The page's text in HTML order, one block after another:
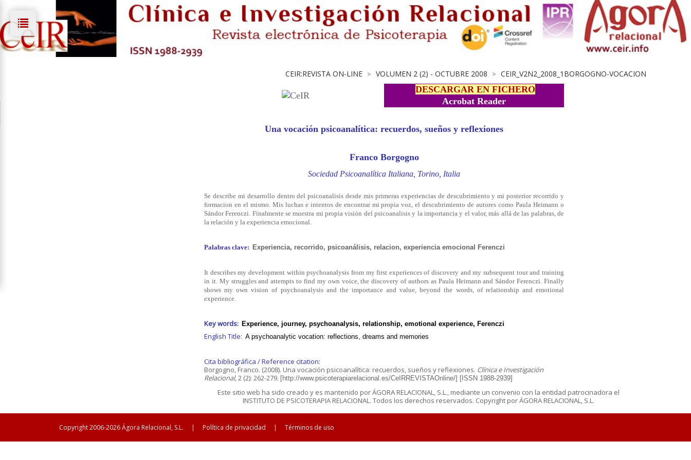
CEIR:REVISTA ON-LINE > VOLUMEN 2 (2) - OCTUBRE 2008 > CEIR_V2N2_2008_1BORGOGNO-VOCACION
DESCARGAR EN FICHERO
Acrobat Reader
Una vocación psicoanalítica: recuerdos, sueños y reflexiones
Franco Borgogno
Sociedad Psicoanalítica Italiana, Torino, Italia
Se describe mi desarrollo dentro del psicoanalisis desde mis primeras experiencias de descubrimiento y mi posterior recorrido y
formacion en el mismo. Mis luchas e intentos de encontrar mi propia voz, el descubrimiento de autores como Paula Heimann o
Sándor Ferenczi. Finalmente se muestra mi propia visión del psicoanalisis y la importancia y el valor, más allá de las palabras, de
la relación y la experiencia emocional.
Palabras clave: Experiencia, recorrido, psicoanálisis, relacion, experiencia emocional Ferenczi
It describes my development within psychoanalysis from my first experiences of discovery and my subsequent tour and training
in it. My struggles and attempts to find my own voice, the discovery of authors as Paula Heimann and Sándor Ferenczi. Finally
shows my own vision of psychoanalysis and the importance and value, beyond the words, of relationship and emotional
experience.
Key words: Experience, journey, psychoanalysis, relationship, emotional experience, Ferenczi
English Title: A psychoanalytic vocation: reflections, dreams and memories
Cita bibliográfica / Reference citation:
Borgogno, Franco. (2008). Una vocación psicoanalítica: recuerdos, sueños y reflexiones. Clínica e Investigación
Relacional, 2 (2): 262-279. [http://www.psicoterapiarelacional.es/CeIRREVISTAOnline/] [ISSN 1988-2939]
Este sitio web ha sido creado y es mantenido por ÁGORA RELACIONAL, S.L., mediante un convenio con la entidad patrocinadora el
INSTITUTO DE PSICOTERAPIA RELACIONAL. Todos los derechos reservados. Copyright por ÁGORA RELACIONAL, S.L.
Copyright 2006-2026 Ágora Relacional, S.L. | Política de privacidad | Términos de uso